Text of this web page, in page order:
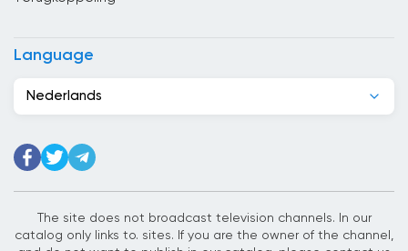
Cyprus
Duitsland
Egypte
El Salvador
Language
Nederlands
The site does not broadcast television channels. In our
catalog only links to. sites. If you are the owner of the channel,